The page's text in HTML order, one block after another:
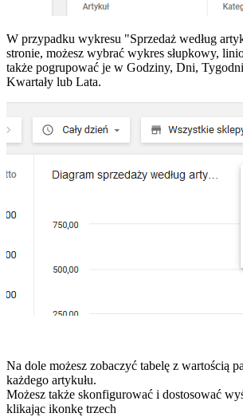
W przypadku wykresu "Sprzedaż według
stronie, możesz wybrać wykres słupkowy,
także pogrupować je w Godziny, Dni,
Kwartały lub Lata.
Na dole możesz zobaczyć tabelę z wartością
każdego artykułu.
Możesz także skonfigurować i dostosować
klikając ikonkę trzech